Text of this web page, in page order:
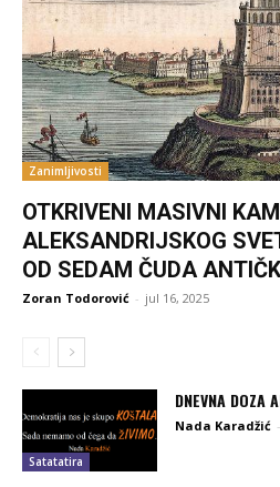
Zanimljivosti
OTKRIVENI MASIVNI
ALEKSANDRIJSKOG
OD SEDAM ČUDA
Zoran Todorović - jul 16, 2025
Satatatira
DNEVNA DOZA
Nada Karadžić -